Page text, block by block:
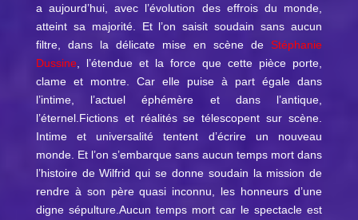
a aujourd’hui, avec l’évolution des effrois du monde,
atteint sa majorité. Et l’on saisit soudain sans aucun
filtre, dans la délicate mise en scène de Stéphanie
Dussine, l’étendue et la force que cette pièce porte,
clame et montre. Car elle puise à part égale dans
l’intime, l’actuel éphémère et dans l’antique,
l’éternel.Fictions et réalités se télescopent sur scène.
Intime et universalité tentent d’écrire un nouveau
monde. Et l’on s’embarque sans aucun temps mort dans
l’histoire de Wilfrid qui se donne soudain la mission de
rendre à son père quasi inconnu, les honneurs d’une
digne sépulture.Aucun temps mort car le spectacle est